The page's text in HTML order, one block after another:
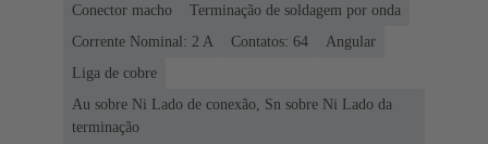
Conector macho
Terminação de soldagem por onda
Corrente Nominal: ‌2 A
Contatos: 64
Angular
Liga de cobre
Au sobre Ni Lado de conexão, Sn sobre Ni Lado da
terminação